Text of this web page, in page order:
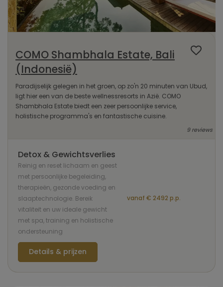
COMO Shambhala Estate, Bali
(Indonesië)
Paradijselijk gelegen in het groen, op zo'n 20 minuten van Ubud,
ligt hier een van de beste wellnessresorts in Azië. COMO
Shambhala Estate biedt een zeer persoonlijke service,
holistische programma's en fantastische cuisine.
9 reviews
Detox & Gewichtsverlies
Reinig en reset lichaam en geest
met persoonlijke begeleiding,
therapieën, gezonde voeding en
slaaptechnologie. Bereik
vitaliteit en uw ideale gewicht
met spa, training en holistische
ondersteuning
vanaf € 2492 p.p.
Details & prijzen